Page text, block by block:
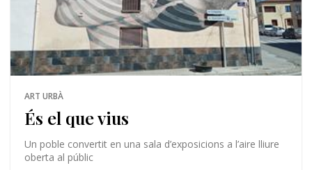
ART URBÀ
És el que vius
Un poble convertit en una sala d’exposicions a l’aire lliure
oberta al públic